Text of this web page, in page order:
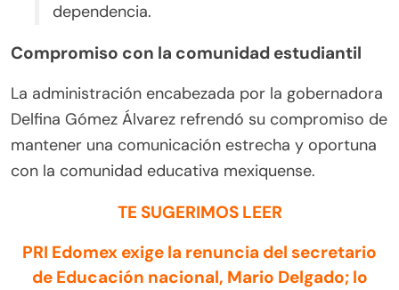
dependencia.
Compromiso con la comunidad estudiantil
La administración encabezada por la gobernadora
Delfina Gómez Álvarez refrendó su compromiso de
mantener una comunicación estrecha y oportuna
con la comunidad educativa mexiquense.
TE SUGERIMOS LEER
PRI Edomex exige la renuncia del secretario
de Educación nacional, Mario Delgado; lo